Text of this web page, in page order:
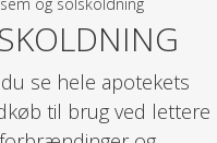
se hele apotekets
til brug ved lettere